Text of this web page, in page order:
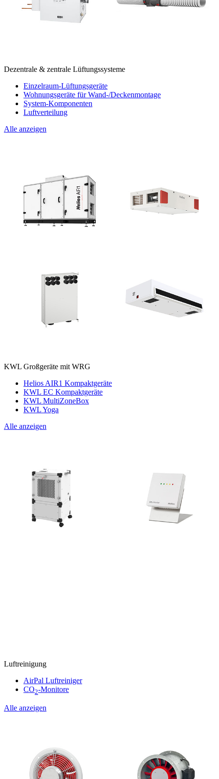
Dezentrale & zentrale Lüftungssysteme
Einzelraum-Lüftungsgeräte
Wohnungsgeräte für Wand-/Deckenmontage
System-Komponenten
Luftverteilung
Alle anzeigen
KWL Großgeräte mit WRG
Helios AIR1 Kompaktgeräte
KWL EC Kompaktgeräte
KWL MultiZoneBox
KWL Yoga
Alle anzeigen
Luftreinigung
AirPal Luftreiniger
CO2-Monitore
Alle anzeigen